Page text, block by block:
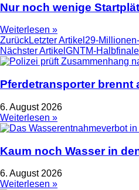
Nur noch wenige
Weiterlesen »
ZurückLetzter Artikel 29-
Nächster Artikel GNTM-
Pferdetransporter brennt
6. August 2026
Weiterlesen »
Kaum noch Wasser in
6. August 2026
Weiterlesen »